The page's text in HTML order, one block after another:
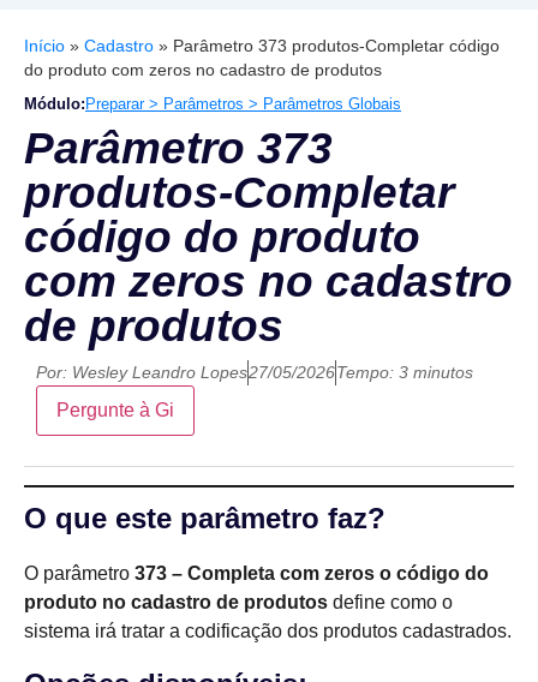
Início » Cadastro » Parâmetro 373 produtos-Completar código
do produto com zeros no cadastro de produtos
Módulo: Preparar > Parâmetros > Parâmetros Globais
Parâmetro 373
produtos-Completar
código do produto
com zeros no cadastro
de produtos
Por: Wesley Leandro Lopes27/05/2026Tempo: 3 minutos
Pergunte à Gi
O que este parâmetro faz?
O parâmetro 373 – Completa com zeros o código do
produto no cadastro de produtos define como o
sistema irá tratar a codificação dos produtos cadastrados.